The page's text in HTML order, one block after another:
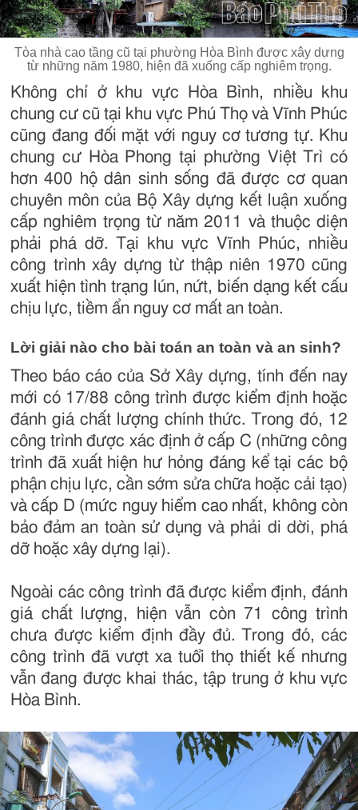
Tòa nhà cao tầng cũ tại phường Hòa Bình được xây dựng
từ những năm 1980, hiện đã xuống cấp nghiêm trọng.
Không chỉ ở khu vực Hòa Bình, nhiều khu
chung cư cũ tại khu vực Phú Thọ và Vĩnh Phúc
cũng đang đối mặt với nguy cơ tương tự. Khu
chung cư Hòa Phong tại phường Việt Trì có
hơn 400 hộ dân sinh sống đã được cơ quan
chuyên môn của Bộ Xây dựng kết luận xuống
cấp nghiêm trọng từ năm 2011 và thuộc diện
phải phá dỡ. Tại khu vực Vĩnh Phúc, nhiều
công trình xây dựng từ thập niên 1970 cũng
xuất hiện tình trạng lún, nứt, biến dạng kết cấu
chịu lực, tiềm ẩn nguy cơ mất an toàn.
Lời giải nào cho bài toán an toàn và an sinh?
Theo báo cáo của Sở Xây dựng, tính đến nay
mới có 17/88 công trình được kiểm định hoặc
đánh giá chất lượng chính thức. Trong đó, 12
công trình được xác định ở cấp C (những công
trình đã xuất hiện hư hỏng đáng kể tại các bộ
phận chịu lực, cần sớm sửa chữa hoặc cải tạo)
và cấp D (mức nguy hiểm cao nhất, không còn
bảo đảm an toàn sử dụng và phải di dời, phá
dỡ hoặc xây dựng lại).
Ngoài các công trình đã được kiểm định, đánh
giá chất lượng, hiện vẫn còn 71 công trình
chưa được kiểm định đầy đủ. Trong đó, các
công trình đã vượt xa tuổi thọ thiết kế nhưng
vẫn đang được khai thác, tập trung ở khu vực
Hòa Bình.